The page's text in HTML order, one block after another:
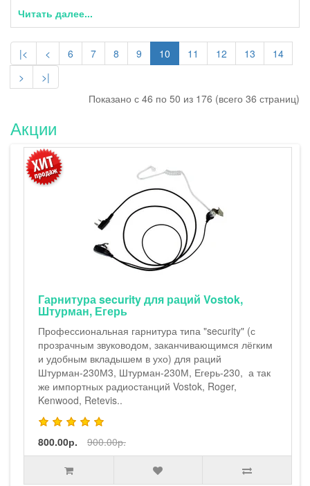
Читать далее...
|< < 6 7 8 9 10 11 12 13
14
>
>|
Показано с 46 по 50 из 176 (всего 36 страниц)
Акции
Егерь-230 - FM cb рация в комплекте с
LiIon аккумуляторами и зарядным
устройством от USB
Егерь-230 - портативная FM Си-Би (27 МГц)
радиостанция в комплекте с 19-см и 42-см
антеннами, LiIon аккумуляторами и зарядным
устройством от USB. Вариант комплектации
радиостанции Егерь-230 с двумя антеннами (19-см
и 42-см с противовесом), съёмным металлическим
13500.00р. 16000.00р.